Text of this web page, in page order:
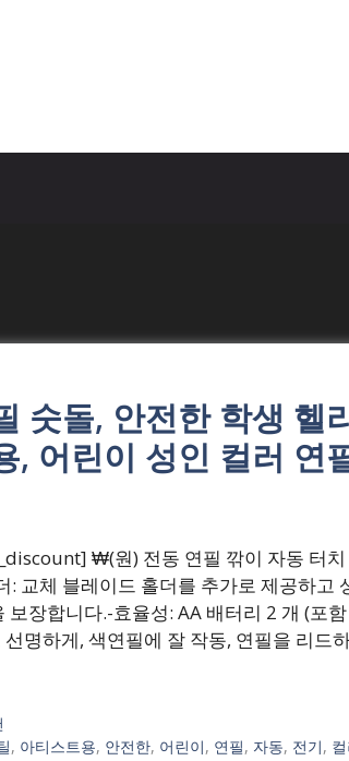
숫돌, 안전한 학생 헬
, 어린이 성인 컬러 연
₩(원) 전동 연필 깎이 자동 터
: 교체 블레이드 홀더를 추가로 제공하고
보장합니다.-효율성: AA 배터리 2 개 (포
명하게, 색연필에 잘 작동, 연필을 리드
, 아티스트용, 안전한, 어린이, 연필, 자동, 전기,